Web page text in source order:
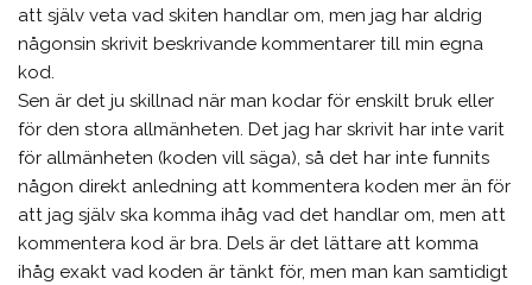
att själv veta vad skiten handlar om, men jag har aldrig
någonsin skrivit beskrivande kommentarer till min egna
kod.
Sen är det ju skillnad när man kodar för enskilt bruk eller
för den stora allmänheten. Det jag har skrivit har inte varit
för allmänheten (koden vill säga), så det har inte funnits
någon direkt anledning att kommentera koden mer än för
att jag själv ska komma ihåg vad det handlar om, men att
kommentera kod är bra. Dels är det lättare att komma
ihåg exakt vad koden är tänkt för, men man kan samtidigt